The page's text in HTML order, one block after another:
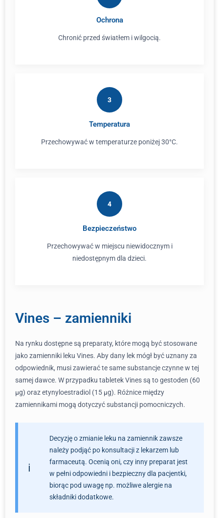
Ochrona
Chronić przed światłem i wilgocią.
3
Temperatura
Przechowywać w temperaturze poniżej 30°C.
4
Bezpieczeństwo
Przechowywać w miejscu niewidocznym i
niedostępnym dla dzieci.
Vines – zamienniki
Na rynku dostępne są preparaty, które mogą być stosowane
jako zamienniki leku Vines. Aby dany lek mógł być uznany za
odpowiednik, musi zawierać te same substancje czynne w tej
samej dawce. W przypadku tabletek Vines są to gestoden (60
µg) oraz etynyloestradiol (15 µg). Różnice między
zamiennikami mogą dotyczyć substancji pomocniczych.
Decyzję o zmianie leku na zamiennik zawsze
należy podjąć po konsultacji z lekarzem lub
farmaceutą. Ocenią oni, czy inny preparat jest
w pełni odpowiedni i bezpieczny dla pacjentki,
biorąc pod uwagę np. możliwe alergie na
składniki dodatkowe.